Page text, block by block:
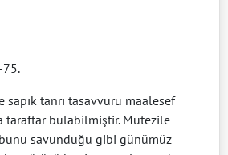
75.
sapık tanrı tasavvuru maalesef
taraftar bulabilmiştir. Mutezile
savunduğu gibi günümüz